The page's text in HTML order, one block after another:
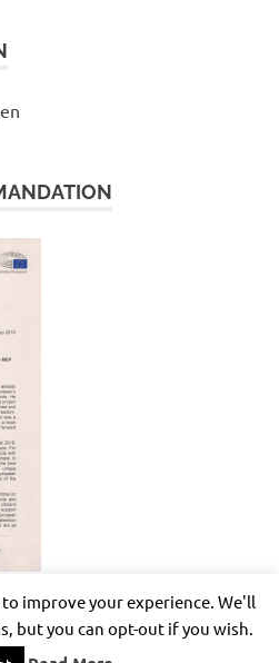
improve your experience. We'll
but you can opt-out if you wish.